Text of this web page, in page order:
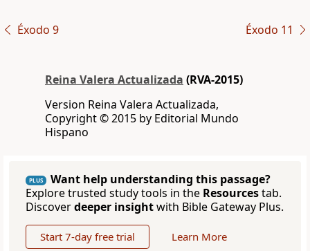
Éxodo 9 Éxodo 11
Reina Valera Actualizada (RVA-2015)
Version Reina Valera Actualizada,
Copyright © 2015 by Editorial Mundo
Hispano
PLUS
Want help understanding this passage?
Explore trusted study tools in the Resourcestab.
Discoverdeeper insightwith Bible Gateway Plus.
Start 7-day free trial Learn More